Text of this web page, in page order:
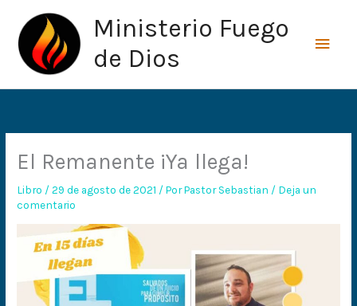
contenido
Ministerio Fuego
de Dios
El Remanente ¡Ya llega!
Libro /29 de agosto de 2021 / PorPastor Sebastian / Deja un
comentario